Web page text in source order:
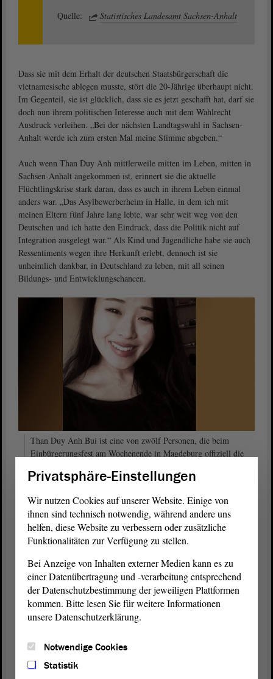
Quelle: Statistisches Landesamt Sachsen-Anhalt
Dass sie mit dem Erhalt der deutschen Staatsbürgerschaft die
vietnamesische ablegen musste, stört die 20-Jährige überhaupt nicht.
Im Gegenteil, sie ist glücklich, dass sie es jetzt geschafft hat, darf sie
doch nun ihrem politischen Interesse auch mit dem Wahlrecht
Ausdruck verleihen. „Bei der nächsten Landtagswahl in Sachsen-
Anhalt werde ich zum ersten Mal meine Stimme abgeben.“
Auch wenn Than Duy Anh mittlerweile mitten im Leben, mitten in
Sachsen-Anhalt angekommen ist, erinnert sie die aktuelle
Flüchtlingskrise stark daran, dass es auch in ihrem Leben einmal
anders war. „Das Asylbewerberheim in Halle, in dem ich mit
meinen Eltern fünf Jahre lang lebte, war sehr weit weg von den
Deutschen und ich hatte den Eindruck, dass die Politik nicht auf
Integration ausgelegt war.“ Als Kind und Jugendliche habe sie auch
Ressentiments wegen ihre Herkunft erlebt, dennoch ist sie
unheimlich dankbar, in Deutschland zu leben, mit all seinen
Bildungs- und Entwicklungschancen.
Than Duy Anh Bui ist eine von zwölf Personen, die beim
Einbürgerungsfest am Wochenende in Magdeburg offiziell die
diesem Jahr noch erwartet werden, sagt Than Duy Anh: „Es gibt
Themenbereiche in der Politik, die man nicht quantifizieren sollte.
Es dürfte nicht heißen, diese Flüchtlinge kosten uns zu viel.“ Vor
dem Hintergrund der eigenen Biographie seien ihrer Ansicht nach
vier Säulen bei der Integration besonders wichtig: Sprache, Bildung,
Arbeit und gesellschaftliches Engagement. „Gerade weil ich der
deutschen Gesellschaft so viel verdanke, möchte ich ihr in den
nächsten Jahren gern etwas zurückgeben.“
Einbürgerung:
unbefristetes Aufenthaltsrecht zum Zeitpunkt
Privatsphäre-Einstellungen
Wir nutzen Cookies auf unserer Website. Einige von
ihnen sind technisch notwendig, während andere uns
helfen, diese Website zu verbessern oder zusätzliche
Funktionalitäten zur Verfügung zu stellen.
Bei Anzeige von Inhalten externer Medien kann es zu
einer Datenübertragung und -verarbeitung entsprechend
der Datenschutzbestimmung der jeweiligen Plattformen
kommen. Bitte lesen Sie für weitere Informationen
unsere Datenschutzerklärung.
Notwendige Cookies
Statistik